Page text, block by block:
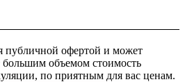
публичной офертой и может
большим объемом стоимость
по приятным для вас ценам.